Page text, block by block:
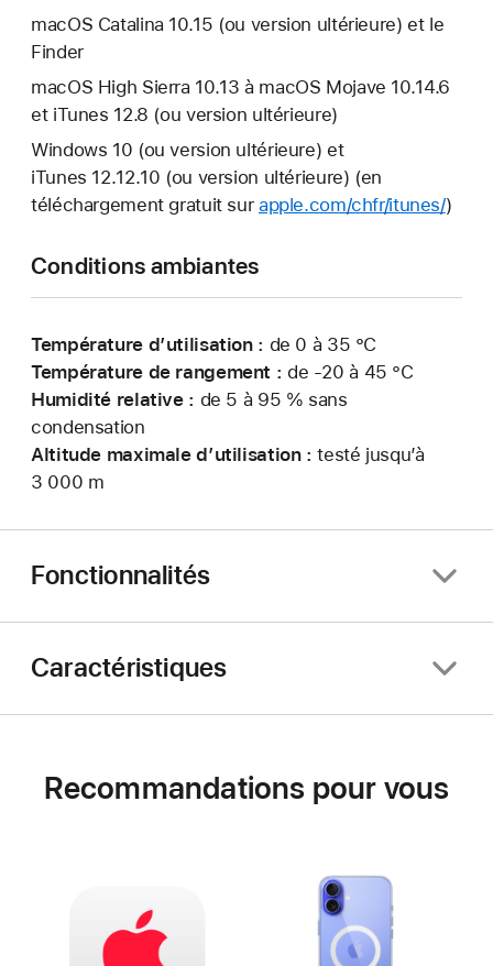
macOS Catalina 10.15 (ou version ultérieure) et le
Finder
macOS High Sierra 10.13 à macOS Mojave 10.14.6
et iTunes 12.8 (ou version ultérieure)
Windows 10 (ou version ultérieure) et
iTunes 12.12.10 (ou version ultérieure) (en
téléchargement gratuit sur apple.com/chfr/itunes/)
Conditions ambiantes
Température d’utilisation : de 0 à 35 °C
Température de rangement : de -20 à 45 °C
Humidité relative : de 5 à 95 % sans
condensation
Altitude maximale d’utilisation : testé jusqu’à
3 000 m
Fonctionnalités
Caractéristiques
Recommandations pour vous